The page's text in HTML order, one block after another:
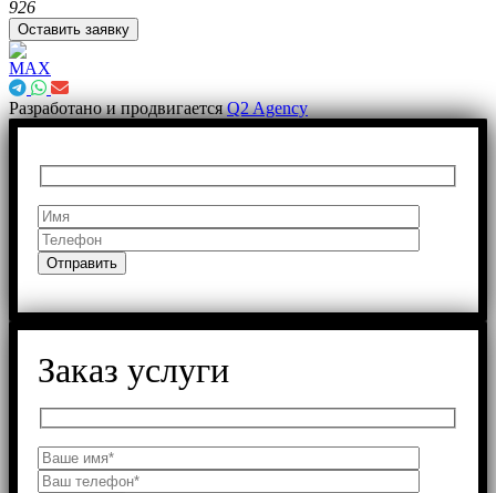
926
Оставить заявку
Разработано и продвигаетсяQ2 Agency
Заказ услуги